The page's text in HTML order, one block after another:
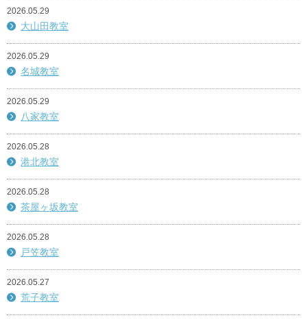
2026.05.29
大山田教室
2026.05.29
名城教室
2026.05.29
八家教室
2026.05.28
港北教室
2026.05.28
茶屋ヶ坂教室
2026.05.28
戸笠教室
2026.05.27
荒子教室